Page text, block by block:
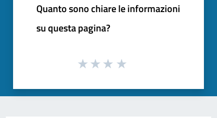
Quanto sono chiare le informazioni
su questa pagina?